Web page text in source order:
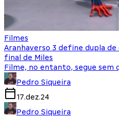
Filmes
Aranhaverso 3 define dupla
final de Miles
Filme, no entanto, segue sem
Pedro Siqueira
17.dez.24
Pedro Siqueira